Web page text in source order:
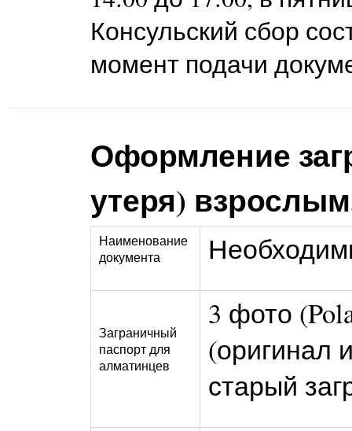
Консульский сбор
момент подачи
Оформление
утеря)
Наименование
документа
Заграничный
паспорт для
алматинцев
3 фото
(оригинал
старый